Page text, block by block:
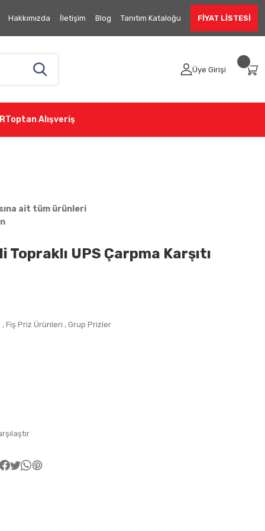
Hakkımızda İletişim Blog Tanıtım Kataloğu FİYAT LİSTESİ
Üye Girişi
Toptan Alışveriş
ait tüm ürünleri
UPS Çarpma Karşıtı
, Fiş Priz Ürünleri , Grup Prizler